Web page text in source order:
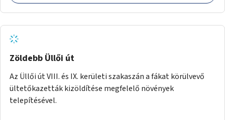
Zöldebb Üllői út
Az Üllői út VIII. és IX. kerületi szakaszán a fákat körülvevő
ültetőkazetták kizöldítése megfelelő növények
telepítésével.